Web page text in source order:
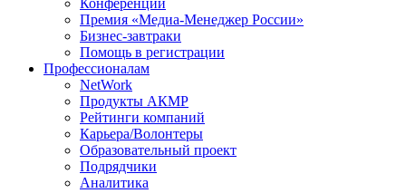
Конференции
Премия «Медиа-Менеджер России»
Бизнес-завтраки
Помощь в регистрации
Профессионалам
NetWork
Продукты АКМР
Рейтинги компаний
Карьера/Волонтеры
Образовательный проект
Подрядчики
Аналитика